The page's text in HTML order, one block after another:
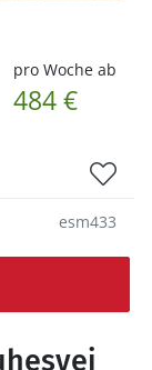
pro Woche ab
484 €
esm433